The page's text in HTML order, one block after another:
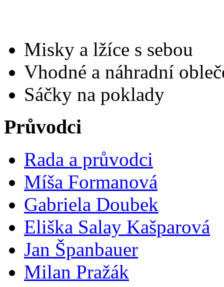
Misky a lžíce s sebou
Vhodné a náhradní
Sáčky na poklady
Průvodci
Rada a průvodci
Míša Formanová
Gabriela Doubek
Eliška Salay Kašparová
Jan Španbauer
Milan Pražák